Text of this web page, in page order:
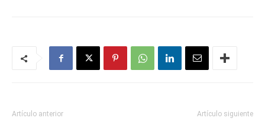
Artículo anterior Artículo siguiente